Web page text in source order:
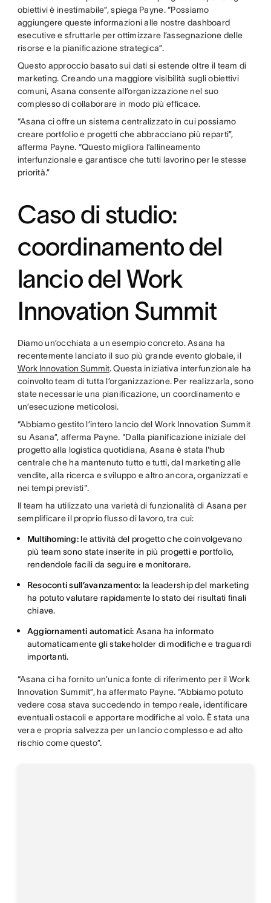
obiettivi è inestimabile”, spiega Payne. “Possiamo
aggiungere queste informazioni alle nostre dashboard
esecutive e sfruttarle per ottimizzare l’assegnazione delle
risorse e la pianificazione strategica”.
Questo approccio basato sui dati si estende oltre il team di
marketing. Creando una maggiore visibilità sugli obiettivi
comuni, Asana consente all’organizzazione nel suo
complesso di collaborare in modo più efficace.
“Asana ci offre un sistema centralizzato in cui possiamo
creare portfolio e progetti che abbracciano più reparti”,
afferma Payne. “Questo migliora l’allineamento
interfunzionale e garantisce che tutti lavorino per le stesse
priorità.”
Caso di studio:
coordinamento del
lancio del Work
Innovation Summit
Diamo un’occhiata a un esempio concreto. Asana ha
recentemente lanciato il suo più grande evento globale, il
Work Innovation Summit. Questa iniziativa interfunzionale ha
coinvolto team di tutta l’organizzazione. Per realizzarla, sono
state necessarie una pianificazione, un coordinamento e
un’esecuzione meticolosi.
“Abbiamo gestito l’intero lancio del Work Innovation Summit
su Asana”, afferma Payne. "Dalla pianificazione iniziale del
progetto alla logistica quotidiana, Asana è stata l'hub
centrale che ha mantenuto tutto e tutti, dal marketing alle
vendite, alla ricerca e sviluppo e altro ancora, organizzati e
nei tempi previsti".
Il team ha utilizzato una varietà di funzionalità di Asana per
semplificare il proprio flusso di lavoro, tra cui:
Multihoming:le attività del progetto che coinvolgevano
più team sono state inserite in più progetti e portfolio,
rendendole facili da seguire e monitorare.
Resoconti sull’avanzamento: la leadership del marketing
ha potuto valutare rapidamente lo stato dei risultati finali
chiave.
Aggiornamenti automatici: Asana ha informato
automaticamente gli stakeholder di modifiche e traguardi
importanti.
“Asana ci ha fornito un’unica fonte di riferimento per il Work
Innovation Summit”, ha affermato Payne. “Abbiamo potuto
vedere cosa stava succedendo in tempo reale, identificare
eventuali ostacoli e apportare modifiche al volo. È stata una
vera e propria salvezza per un lancio complesso e ad alto
rischio come questo”.